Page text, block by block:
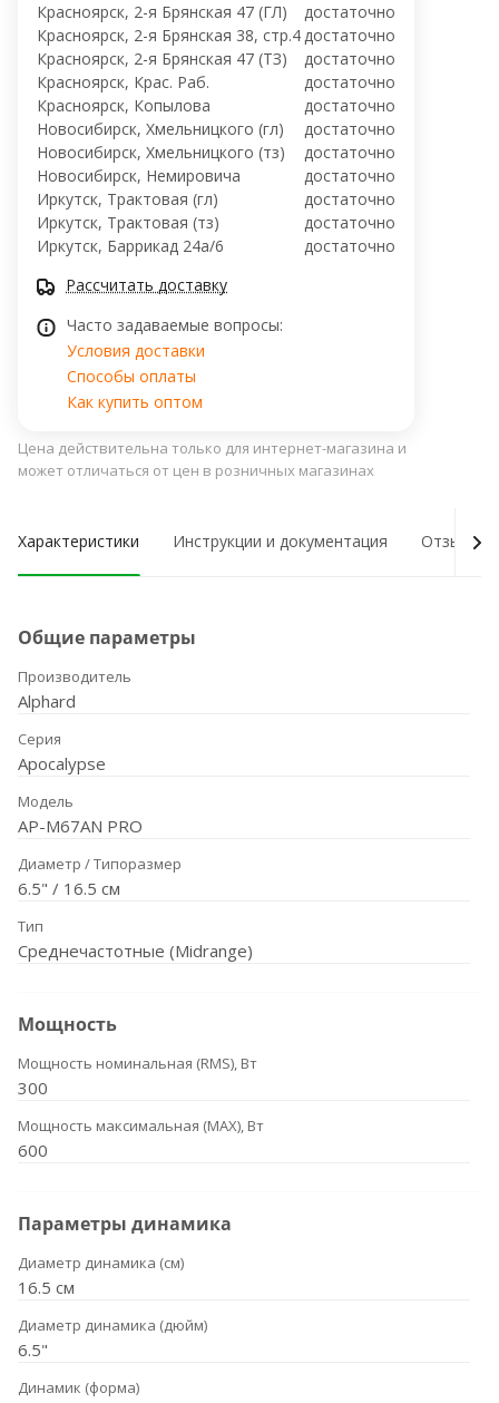
Красноярск, 2-я Брянская 47 (ГЛ)
достаточно
Красноярск, 2-я Брянская 38, стр.4достаточно
Красноярск, 2-я Брянская 47 (ТЗ)
достаточно
Красноярск, Крас. Раб.
достаточно
Красноярск, Копылова
достаточно
Новосибирск, Хмельницкого (гл)
достаточно
Новосибирск, Хмельницкого (тз)
достаточно
Новосибирск, ​Немировича
достаточно
Иркутск, Трактовая (гл)
достаточно
Иркутск, Трактовая (тз)
достаточно
Иркутск, ​Баррикад 24а/6
достаточно
Рассчитать доставку
Часто задаваемые вопросы:
Условия доставки
Способы оплаты
Как купить оптом
Цена действительна только для интернет-магазина и
может отличаться от цен в розничных магазинах
Характеристики Инструкции и документация Отзывы о
Общие параметры
Производитель
Alphard
Серия
Apocalypse
Модель
AP-M67AN PRO
Диаметр / Типоразмер
6.5" / 16.5 см
Тип
Среднечастотные (Midrange)
Мощность
Мощность номинальная (RMS), Вт
300
Мощность максимальная (MAX), Вт
600
Параметры динамика
Диаметр динамика (см)
16.5 см
Диаметр динамика (дюйм)
6.5"
Динамик (форма)